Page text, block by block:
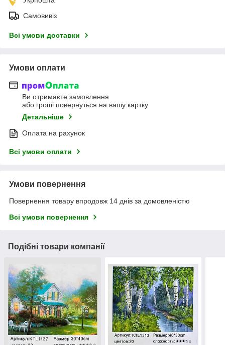
Самовивіз
Всі умови доставки
Умови оплати
Ви отримаєте замовлення
або гроші повернуться на вашу картку
Детальніше
Оплата на рахунок
Всі умови оплати
Умови повернення
Повернення товару впродовж 14 днів за домовленістю
Всі умови повернення
Подібні товари компанії